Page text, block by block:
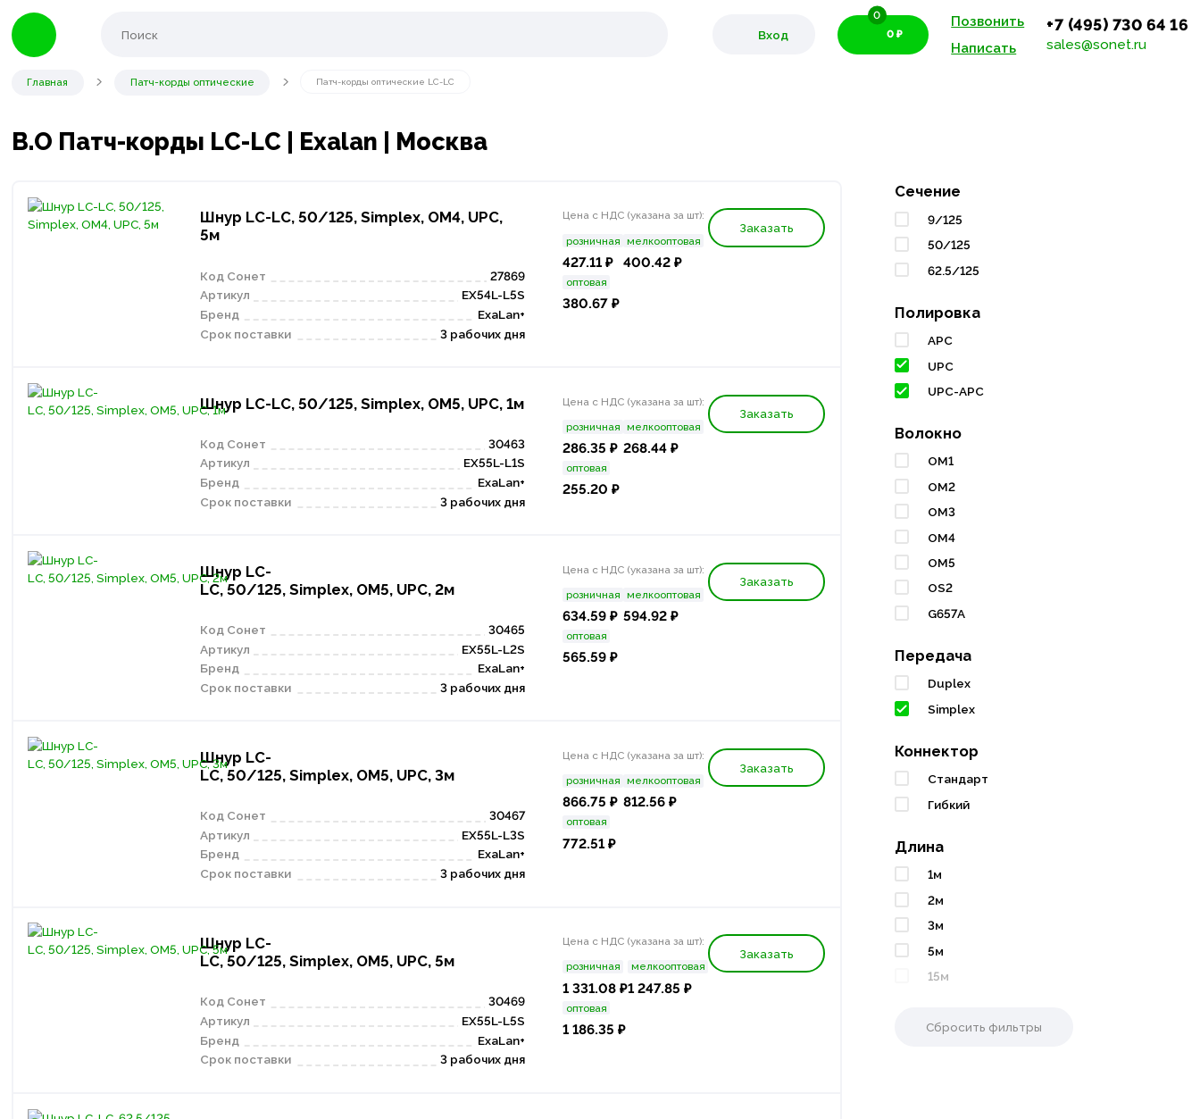
Вход 0 ₽
0
Позвонить
Написать
+7 (495) 730 64 16
sales@sonet.ru
Главная Патч-корды оптические Патч-корды оптические LC-LC
В.О Патч-корды LC-LC | Exalan | Москва
Сечение
9/125
50/125
62.5/125
Полировка
APC
UPC
UPC-APC
Волокно
OM1
OM2
OM3
OM4
OM5
OS2
G657A
Передача
Duplex
Simplex
Коннектор
Стандарт
Гибкий
Длина
1м
2м
3м
5м
15м
Сбросить фильтры
Шнур LC-LC, 50/125, Simplex, OM4, UPC,
5м
Код Сонет
27869
Артикул
EX54L-L5S
Бренд
ExaLan+
Срок поставки
3 рабочих дня
Цена с НДС (указана за шт):
розничная
427.11 ₽
мелкооптовая
400.42 ₽
оптовая
380.67 ₽
Заказать
Шнур LC-LC, 50/125, Simplex, OM5, UPC, 1м
Код Сонет
30463
Артикул
EX55L-L1S
Бренд
ExaLan+
Срок поставки
3 рабочих дня
Цена с НДС (указана за шт):
розничная
286.35 ₽
мелкооптовая
268.44 ₽
оптовая
255.20 ₽
Заказать
Шнур LC-
LC, 50/125, Simplex, OM5, UPC, 2м
Код Сонет
30465
Артикул
EX55L-L2S
Бренд
ExaLan+
Срок поставки
3 рабочих дня
Цена с НДС (указана за шт):
розничная
634.59 ₽
мелкооптовая
594.92 ₽
оптовая
565.59 ₽
Заказать
Шнур LC-
LC, 50/125, Simplex, OM5, UPC, 3м
Код Сонет
30467
Артикул
EX55L-L3S
Бренд
ExaLan+
Срок поставки
3 рабочих дня
Цена с НДС (указана за шт):
розничная
866.75 ₽
мелкооптовая
812.56 ₽
оптовая
772.51 ₽
Заказать
Шнур LC-
LC, 50/125, Simplex, OM5, UPC, 5м
Код Сонет
30469
Артикул
EX55L-L5S
Бренд
ExaLan+
Срок поставки
3 рабочих дня
Цена с НДС (указана за шт):
розничная
1 331.08 ₽
мелкооптовая
1 247.85 ₽
оптовая
1 186.35 ₽
Заказать